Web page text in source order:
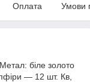
Оплата Умови
біле золото
— 12 шт. Кв,